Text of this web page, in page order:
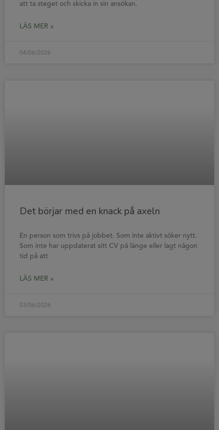
att ta steget och skicka in sin ansökan.
LÄS MER »
04/06/2026
Det börjar med en knack på axeln
En person som trivs på jobbet. Som inte aktivt söker nytt.
Som inte har uppdaterat sitt CV på länge eller lagt någon
tid på att
LÄS MER »
03/06/2026